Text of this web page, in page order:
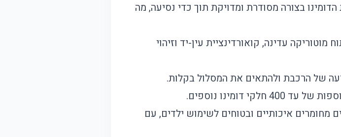
בצורה מסודרת ומדויקת תוך כדי נסיעה, מה
עדינה, קואורדינציית עין-יד וזיהוי
של הרכבת ולהתאים את המסלול בקלות.
דומינו נוספים.
מחומרים איכותיים ובטוחים לשימוש ילדים, עם